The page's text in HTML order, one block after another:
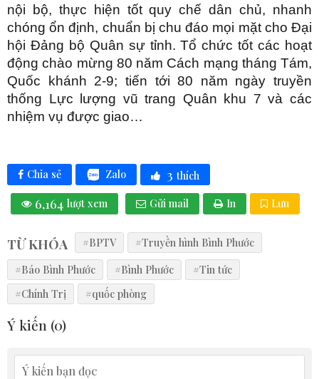
nội bộ, thực hiện tốt quy chế dân chủ, nhanh
chóng ổn định, chuẩn bị chu đáo mọi mặt cho Đại
hội Đảng bộ Quân sự tỉnh. Tổ chức tốt các hoạt
động chào mừng 80 năm Cách mạng tháng Tám,
Quốc khánh 2-9; tiến tới 80 năm ngày truyền
thống Lực lượng vũ trang Quân khu 7 và các
nhiệm vụ được giao…
Chia sẻ Zalo 3 thích
6,164 lượt xem Gửi mail In Lưu
TỪ KHÓA #BPTV
#Truyền hình Bình Phước
#Báo Bình Phước
#Bình Phước
#Tin tức
#Chính Trị
#quốc phòng
Ý kiến (0)